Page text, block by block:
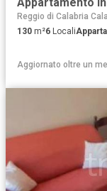
Reggio di Calabria
130 m²6 Locali
Aggiornato oltre un